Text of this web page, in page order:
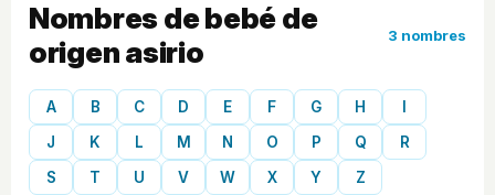
Nombres de bebé de
origen asirio
3 nombres
A B C D E F G H
J
K L M N O P Q
R
S
T U V W X Y Z